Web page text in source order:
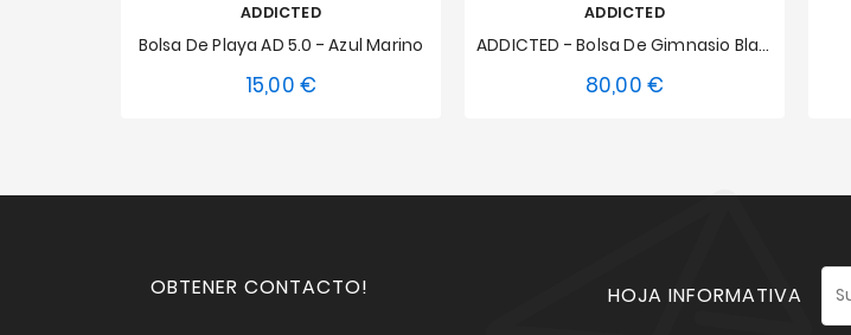
ADDICTED
Bolsa De Playa AD 5.0 - Azul Marino
15,00 €
Talla única
ADDICTED
ADDICTED - Bolsa De Gimnasio Blanca
80,00 €
Talla única
OBTENER CONTACTO! HOJA INFORMATIVA